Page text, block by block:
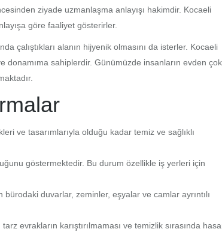
ziyade uzmanlaşma anlayışı hakimdir. Kocaeli
göre faaliyet gösterirler.
çalıştıkları alanın hijyenik olmasını da isterler. Kocaeli
sahiplerdir. Günümüzde insanların evden
ve tasarımlarıyla olduğu kadar temiz ve sağlıklı
göstermektedir. Bu durum özellikle iş yerleri için
duvarlar, zeminler, eşyalar ve camlar ayrıntılı
evrakların karıştırılmaması ve temizlik sırasında